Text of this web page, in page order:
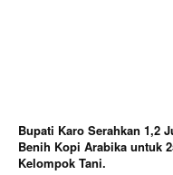
Bupati Karo Serahkan 1,2
Benih Kopi Arabika untuk
Kelompok Tani.